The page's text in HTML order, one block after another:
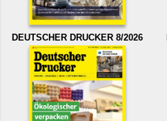
DEUTSCHER DRUCKER 8/2026